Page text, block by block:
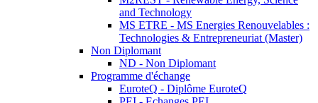
and Technology
MS ETRE - MS Energies Renouvelables :
Technologies & Entrepreneuriat (Master)
Non Diplomant
ND - Non Diplomant
Programme d'échange
EuroteQ - Diplôme EuroteQ